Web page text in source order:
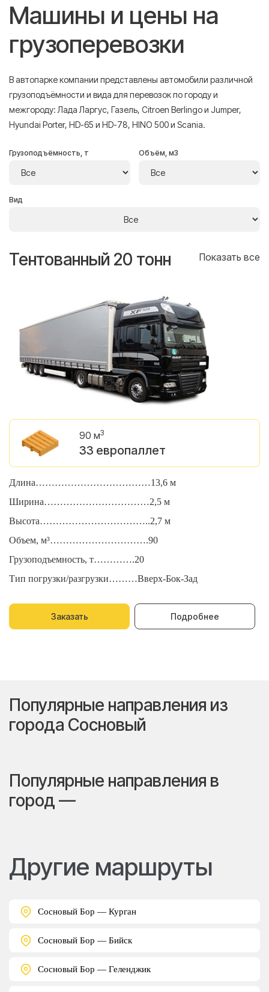
Машины и цены на
грузоперевозки
В автопарке компании представлены автомобили различной
грузоподъёмности и вида для перевозок по городу и
межгороду: Лада Ларгус, Газель, Citroen Berlingo и Jumper,
Hyundai Porter, HD-65 и HD-78, HINO 500 и Scania.
Грузоподъёмность, т Объём, м3
Вид
Тентованный 20 тонн Показать все
90 м3
33 европаллет
Длина………………………………13,6 м
Ширина……………………………2,5 м
Высота……………………………..2,7 м
Объем, м³………………………….90
Грузоподъемность, т………….20
Тип погрузки/разгрузки………Вверх-Бок-Зад
Заказать Подробнее
Популярные направления из
города Сосновый
Популярные направления в
город —
Другие маршруты
Сосновый Бор — Курган
Сосновый Бор — Бийск
Сосновый Бор — Геленджик